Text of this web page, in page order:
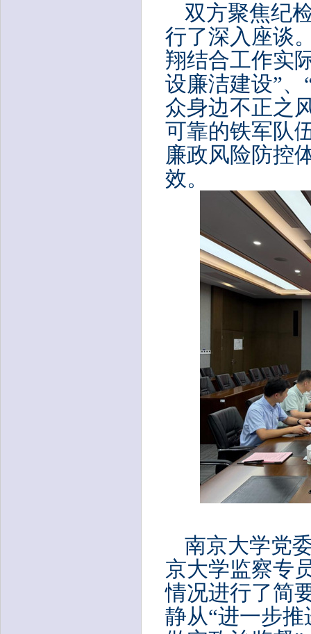
双方聚焦纪
行了深入座谈
翔结合工作实
设廉洁建设”
众身边不正之
可靠的铁军队
廉政风险防控
效。
南京大学党
京大学监察专
情况进行了简
静从“进一步